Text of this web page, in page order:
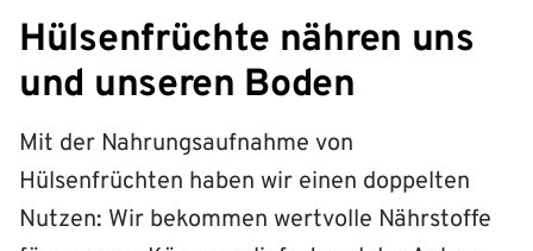
Hülsenfrüchte nähren uns
und unseren Boden
Mit der Nahrungsaufnahme von
Hülsenfrüchten haben wir einen doppelten
Nutzen: Wir bekommen wertvolle Nährstoffe